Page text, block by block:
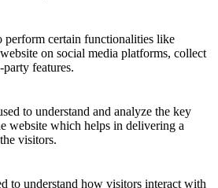
perform certain functionalities like
on social media platforms, collect
features.
to understand and analyze the key
website which helps in delivering a
visitors.
to understand how visitors interact with